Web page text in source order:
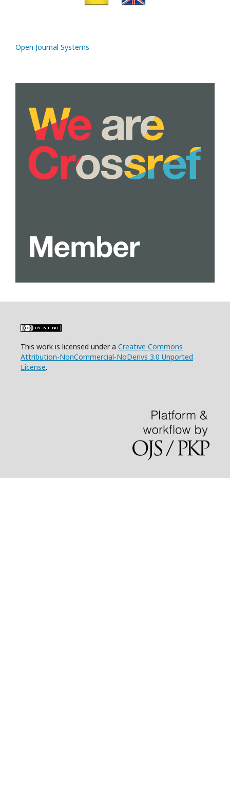
Open Journal Systems
This work is licensed under a Creative Commons
Attribution-NonCommercial-NoDerivs 3.0 Unported
License.